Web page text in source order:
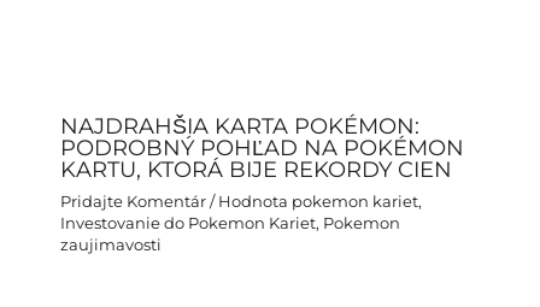
NAJDRAHŠIA KARTA POKÉMON:
PODROBNÝ POHĽAD NA POKÉMON
KARTU, KTORÁ BIJE REKORDY CIEN
Pridajte Komentár / Hodnota pokemon kariet,
Investovanie do Pokemon Kariet, Pokemon
zaujimavosti